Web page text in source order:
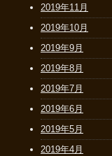
2019年11月
2019年10月
2019年9月
2019年8月
2019年7月
2019年6月
2019年5月
2019年4月